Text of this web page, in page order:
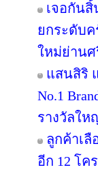
เจอกัน
ยกระดับค
ใหม่ย่าน
แสนสิริ
No.1
รางวัลใ
ลูกค้าเลื
อีก 12 โค